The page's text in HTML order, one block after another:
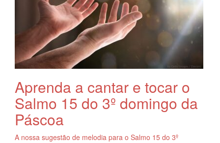
Aprenda a cantar e tocar o
Salmo 15 do 3º domingo da
Páscoa
A nossa sugestão de melodia para o Salmo 15 do 3º